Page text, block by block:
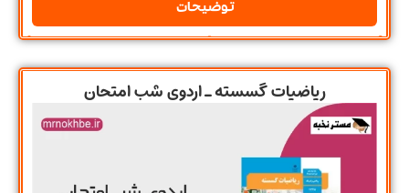
توضیحات
ریاضیات گسسته ـ اردوی شب امتحان